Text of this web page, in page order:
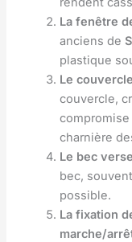
La fenêtre
anciens de
plastique
Le
couvercle,
charnière
Le bec
bec,
possible.
La fixation
marche/